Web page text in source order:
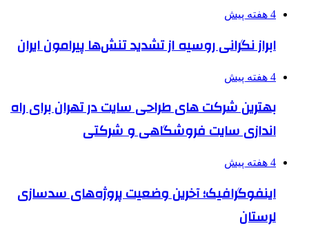
4 هفته پیش
ابراز نگرانی روسیه از تشدید تنش‌ها پیرامون ایران
4 هفته پیش
بهترین شرکت های طراحی سایت در تهران برای راه
اندازی سایت فروشگاهی و شرکتی
4 هفته پیش
اینفوگرافیک؛ آخرین وضعیت پروژه‌های سدسازی
لرستان